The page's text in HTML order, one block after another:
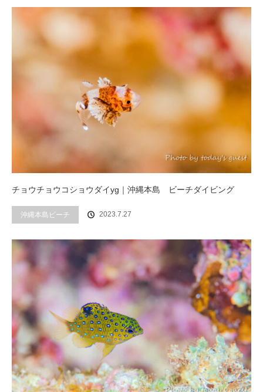
チョウチョウコショウダイyg｜沖縄本島 ビーチダイビング
沖縄本島ビーチ 2023.7.27